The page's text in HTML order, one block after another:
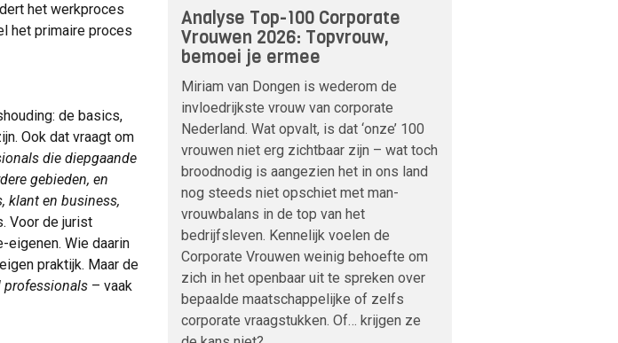
het werkproces
het primaire proces
de basics,
Ook dat vraagt om
die diepgaande
gebieden, en
klant en business,
Voor de jurist
eigenen. Wie daarin
praktijk. Maar de
professionals – vaak
Analyse Top-100 Corporate
Vrouwen 2026: Topvrouw,
bemoei je ermee
Miriam van Dongen is wederom de
invloedrijkste vrouw van corporate
Nederland. Wat opvalt, is dat ‘onze’ 100
vrouwen niet erg zichtbaar zijn – wat toch
broodnodig is aangezien het in ons land
nog steeds niet opschiet met man-
vrouwbalans in de top van het
bedrijfsleven. Kennelijk voelen de
Corporate Vrouwen weinig behoefte om
zich in het openbaar uit te spreken over
bepaalde maatschappelijke of zelfs
corporate vraagstukken. Of… krijgen ze